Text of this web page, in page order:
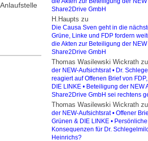
Share2Drive GmbH
H.Haupts zu
Die Causa Sven geht in die
Grüne, Linke und FDP fordern
die Akten zur Beteiligung der
Share2Drive GmbH
Thomas Wasilewski Wickrath zu
der NEW-Aufsichtsrat • Dr.
reagiert auf Offenen Brief von
DIE LINKE • Beteiligung der NEW
Share2Drive GmbH sei rechtens
Thomas Wasilewski Wickrath zu
der NEW-Aufsichtsrat • Offener
Grünen & DIE LINKE • Persönliche
Konsequenzen für Dr.
Heinrichs?